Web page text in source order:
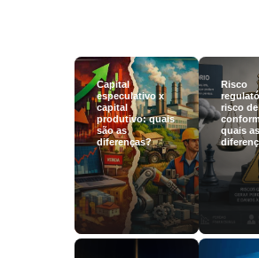
Capital
especulativo x
capital
produtivo: quais
são as
diferenças?
Risco
risco de
quais as